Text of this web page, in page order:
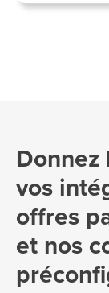
Donnez
vos
offres
et nos